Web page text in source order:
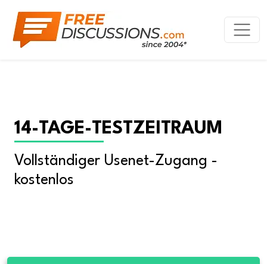
14-TAGE-TESTZEITRAUM
Vollständiger Usenet-Zugang -
kostenlos